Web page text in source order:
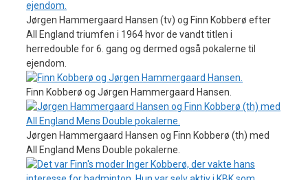
Jørgen Hammergaard Hansen (tv) og Finn Kobberø efter
All England triumfen i 1964 hvor de vandt titlen i
herredouble for 6. gang og dermed også pokalerne til
ejendom.
Finn Kobberø og Jørgen Hammergaard Hansen.
Jørgen Hammergaard Hansen og Finn Kobberø (th) med
All England Mens Double pokalerne.